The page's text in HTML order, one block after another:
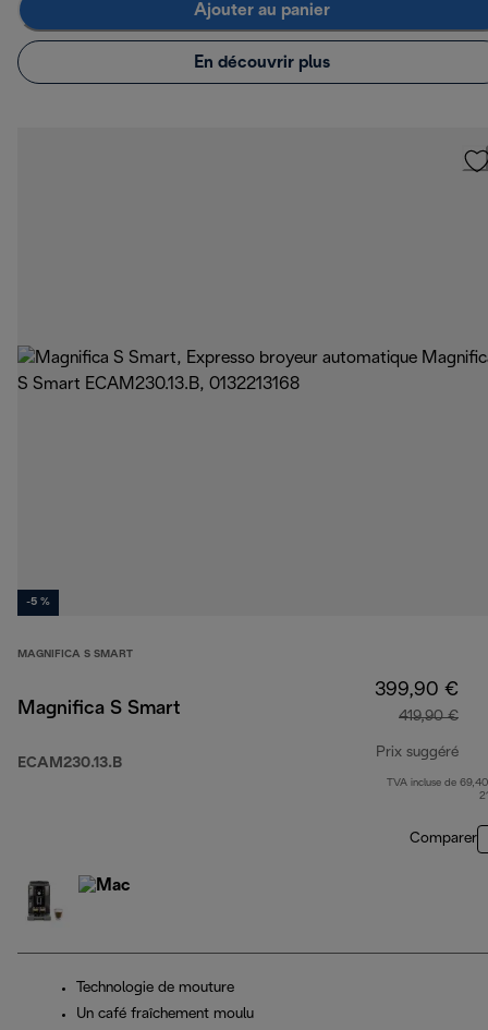
Ajouter au panier
En découvrir plus
-5 %
MAGNIFICA S SMART
Magnifica S Smart
ECAM230.13.B
399,90 €
419,90 €
Prix suggéré
TVA incluse de
Comparer
Technologie de mouture
Un café fraîchement moulu